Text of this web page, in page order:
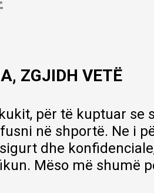
ZGJIDH VETË
për të kuptuar se
në shportë. Ne i
dhe
Mëso më shumë